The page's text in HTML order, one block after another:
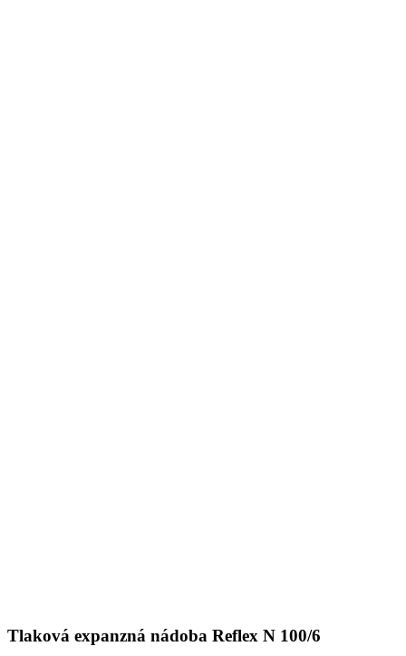
Tlaková expanzná nádoba Reflex N 100/6